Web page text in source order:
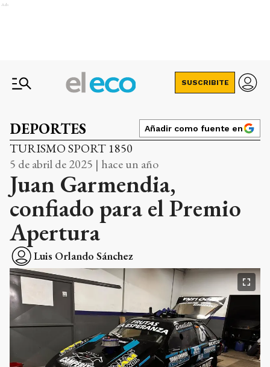
Ads
SUSCRIBITE
DEPORTES Añadir como fuente en
TURISMO SPORT 1850
5 de abril de 2025 | hace un año
Juan Garmendia,
confiado para el Premio
Apertura
Luis Orlando Sánchez